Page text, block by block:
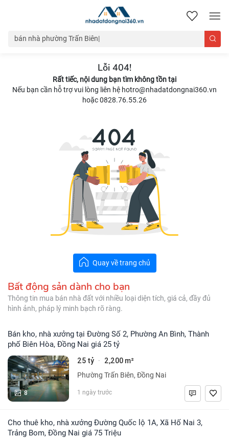
nhadatdongnai360.vn
Lỗi 404!
Rất tiếc, nội dung bạn tìm không tồn tại
Nếu bạn cần hỗ trợ vui lòng liên hệ hotro@nhadatdongnai360.vn
hoặc 0828.76.55.26
Quay về trang chủ
Bất động sản dành cho bạn
Thông tin mua bán nhà đất với nhiều loại diện tích, giá cả, đầy đủ
hình ảnh, pháp lý minh bạch rõ ràng.
Bán kho, nhà xưởng tại Đường Số 2, Phường An Bình, Thành
phố Biên Hòa, Đồng Nai giá 25 tỷ
8
25 tỷ · 2,200 m²
Phường Trấn Biên, Đồng Nai
1 ngày trước
Cho thuê kho, nhà xưởng Đường Quốc lộ 1A, Xã Hố Nai 3,
Trảng Bom, Đồng Nai giá 75 Triệu